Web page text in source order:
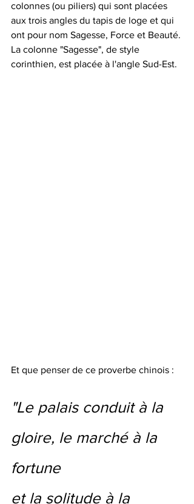
colonnes (ou piliers) qui sont placées
aux trois angles du tapis de loge et qui
ont pour nom Sagesse, Force et Beauté.
La colonne "Sagesse", de style
corinthien, est placée à l'angle Sud-Est.
Et que penser de ce proverbe chinois :
"Le palais conduit à la
gloire, le marché à la
fortune
et la solitude à la